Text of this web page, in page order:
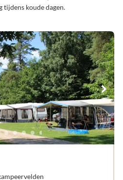
tijdens koude dagen.